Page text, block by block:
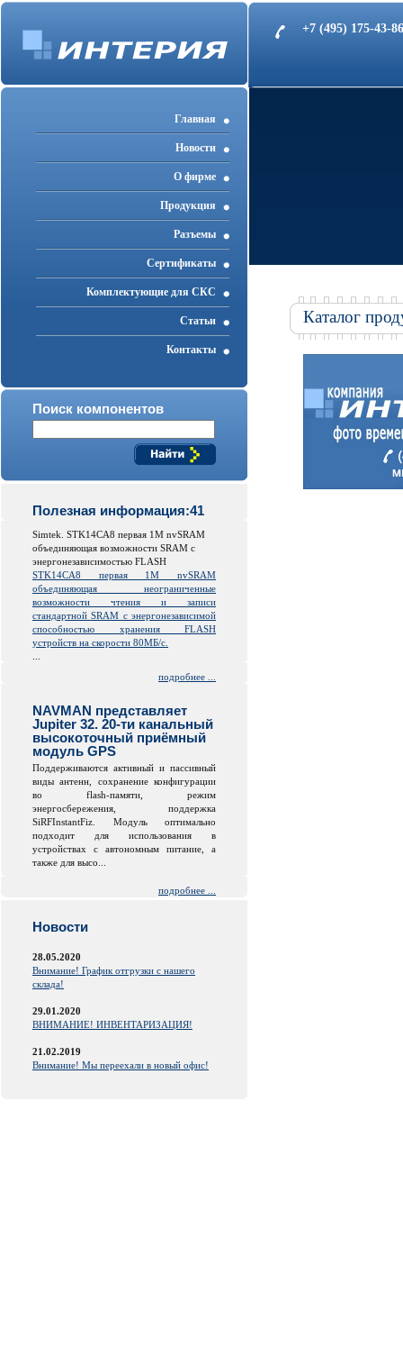
+7 (495) 175-43-
Главная
Новости
О фирме
Продукция
Разъемы
Cертификаты
Комплектующие для СКС
Статьи
Контакты
Поиск компонентов
Полезная информация:41
Simtek. STK14CA8 первая 1M nvSRAM
объединяющая возможности SRAM с
энергонезависимостью FLASH
STK14CA8 первая 1M nvSRAM
объединяющая неограниченные
возможности чтения и записи
стандартной SRAM с энергонезависимой
способностью хранения FLASH
устройств на скорости 80МБ/с.
подробнее ...
NAVMAN представляет
Jupiter 32. 20-ти канальный
высокоточный приёмный
модуль GPS
Поддерживаются активный и пассивный
виды антенн, сохранение конфигурации
во flash-памяти, режим
энергосбережения, поддержка
SiRFInstantFiz. Модуль оптимально
подходит для использования в
устройствах с автономным питание, а
также для высо...
подробнее ...
Новости
28.05.2020
Внимание! График отгрузки с нашего
склада!
29.01.2020
ВНИМАНИЕ! ИНВЕНТАРИЗАЦИЯ!
21.02.2019
Внимание! Мы переехали в новый офис!
Каталог